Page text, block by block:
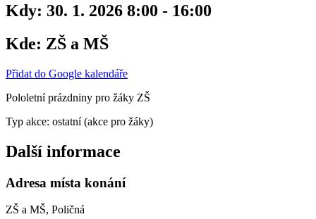
Kdy: 30. 1. 2026 8:00 - 16:00
Kde: ZŠ a MŠ
Přidat do Google kalendáře
Pololetní prázdniny pro žáky ZŠ
Typ akce: ostatní (akce pro žáky)
Další informace
Adresa místa konání
ZŠ a MŠ, Poličná